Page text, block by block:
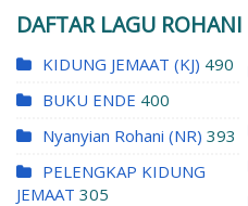
DAFTAR LAGU ROHANI
KIDUNG JEMAAT (KJ) 490
BUKU ENDE 400
Nyanyian Rohani (NR) 393
PELENGKAP KIDUNG
JEMAAT 305